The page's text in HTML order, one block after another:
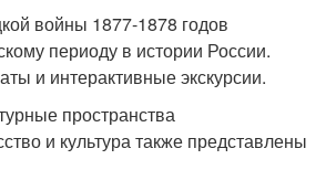
войны 1877-1878 годов
периоду в истории России.
и интерактивные экскурсии.
пространства
и культура также представлены